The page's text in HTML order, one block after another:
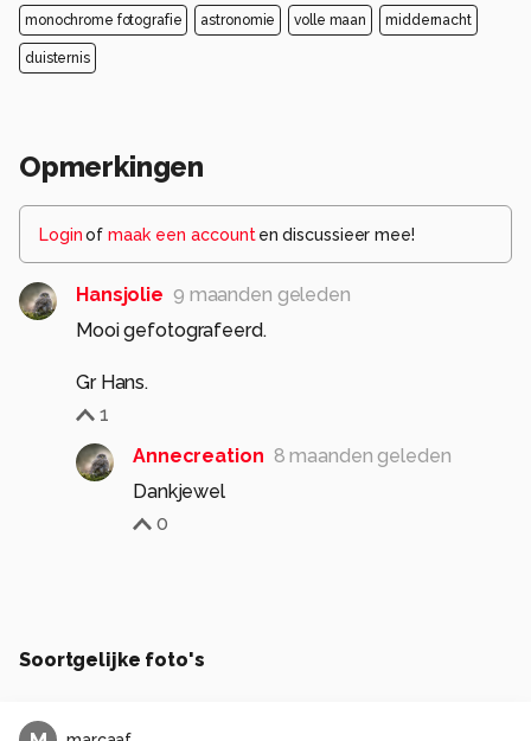
monochrome fotografie astronomie volle maan middernacht
duisternis
Opmerkingen
Loginof maak een account en discussieer mee!
Hansjolie 9 maanden geleden
Mooi gefotografeerd.
Gr Hans.
1
Annecreation 8 maanden geleden
Dankjewel
0
Soortgelijke foto's